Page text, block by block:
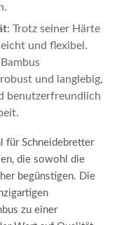
: Trotz seiner Härte
und flexibel.
und langlebig,
benutzerfreundlich
für Schneidebretter
die sowohl die
begünstigen. Die
zu einer